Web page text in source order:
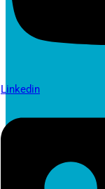
Linkedin